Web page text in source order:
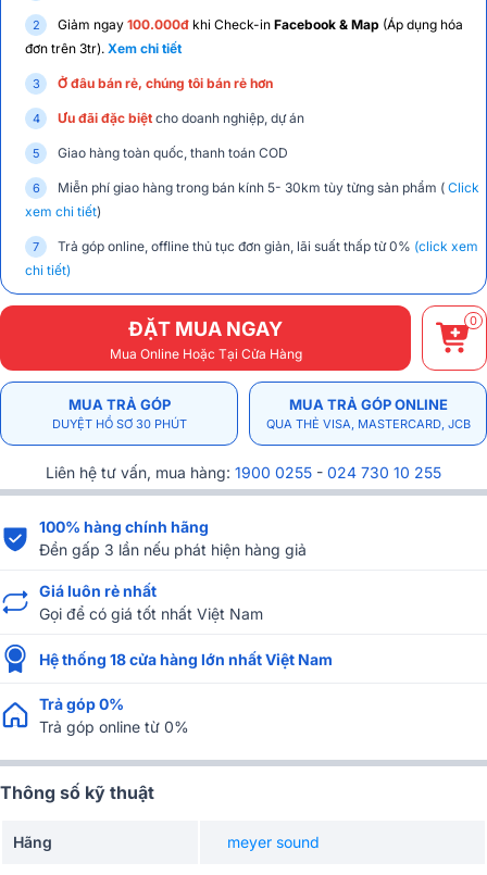
Giảm ngay 100.000đ khi Check-in Facebook & Map (Áp dụng hóa
đơn trên 3tr). Xem chi tiết
Ở đâu bán rẻ, chúng tôi bán rẻ hơn
Ưu đãi đặc biệt cho doanh nghiệp, dự án
Giao hàng toàn quốc, thanh toán COD
Miễn phí giao hàng trong bán kính 5- 30km tùy từng sản phẩm ( Click
xem chi tiết)
Trả góp online, offline thủ tục đơn giản, lãi suất thấp từ 0% (click xem
chi tiết)
ĐẶT MUA NGAY
Mua Online Hoặc Tại Cửa Hàng
0
MUA TRẢ GÓP
DUYỆT HỒ SƠ 30 PHÚT
MUA TRẢ GÓP ONLINE
QUA THẺ VISA, MASTERCARD, JCB
Liên hệ tư vấn, mua hàng: 1900 0255 - 024 730 10 255
100% hàng chính hãng
Đền gấp 3 lần nếu phát hiện hàng giả
Giá luôn rẻ nhất
Gọi để có giá tốt nhất Việt Nam
Hệ thống 18 cửa hàng lớn nhất Việt Nam
Trả góp 0%
Trả góp online từ 0%
Thông số kỹ thuật
Hãng meyer sound